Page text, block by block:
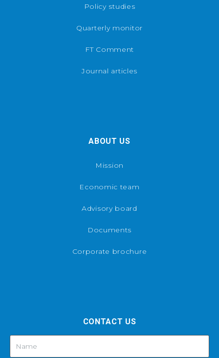
Policy studies
Quarterly monitor
FT Comment
Journal articles
ABOUT US
Mission
Economic team
Advisory board
Documents
Corporate brochure
CONTACT US